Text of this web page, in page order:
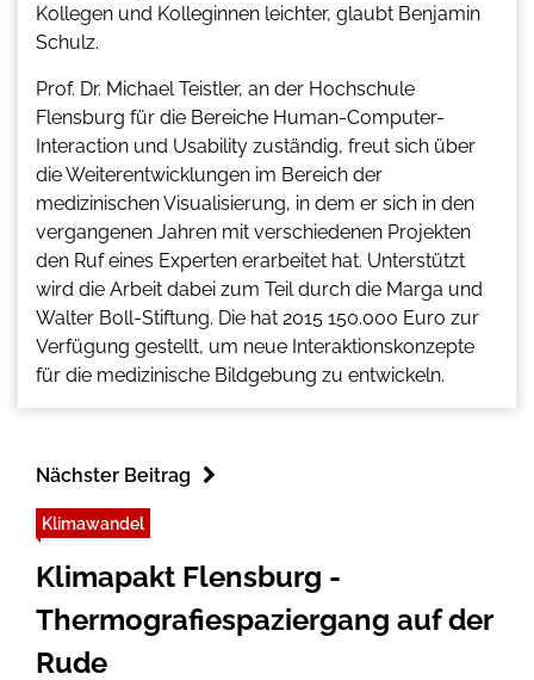
Kollegen und Kolleginnen leichter, glaubt Benjamin
Schulz.
Prof. Dr. Michael Teistler, an der Hochschule
Flensburg für die Bereiche Human-Computer-
Interaction und Usability zuständig, freut sich über
die Weiterentwicklungen im Bereich der
medizinischen Visualisierung, in dem er sich in den
vergangenen Jahren mit verschiedenen Projekten
den Ruf eines Experten erarbeitet hat. Unterstützt
wird die Arbeit dabei zum Teil durch die Marga und
Walter Boll-Stiftung. Die hat 2015 150.000 Euro zur
Verfügung gestellt, um neue Interaktionskonzepte
für die medizinische Bildgebung zu entwickeln.
Nächster Beitrag
Klimawandel
Klimapakt Flensburg -
Thermografiespaziergang auf der
Rude